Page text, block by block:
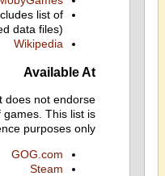
list of
data files)
Wikipedia
Available At
does not endorse
This list is
purposes only.
GOG.com
Steam